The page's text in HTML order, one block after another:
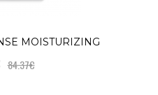
MOISTURIZING
84.37€